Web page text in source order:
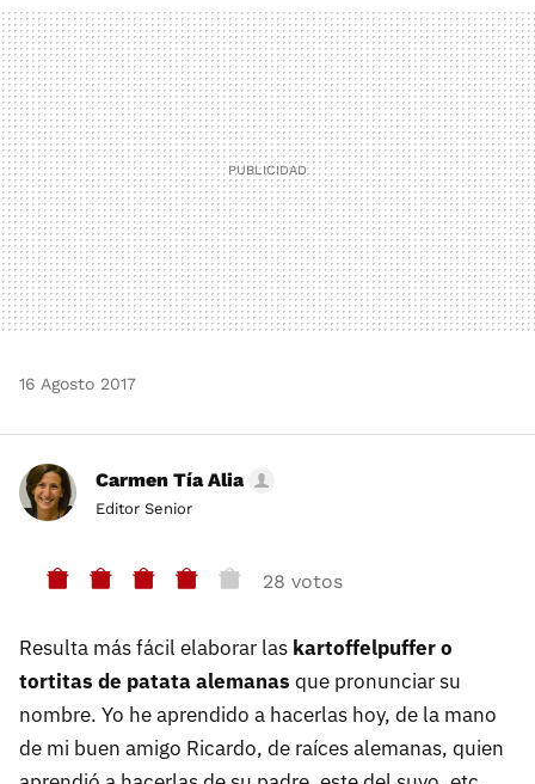
MAIL
16 Agosto 2017
Carmen Tía Alia
Editor Senior
28 votos
Resulta más fácil elaborar las kartoffelpuffer o
tortitas de patata alemanas que pronunciar su
nombre. Yo he aprendido a hacerlas hoy, de la mano
de mi buen amigo Ricardo, de raíces alemanas, quien